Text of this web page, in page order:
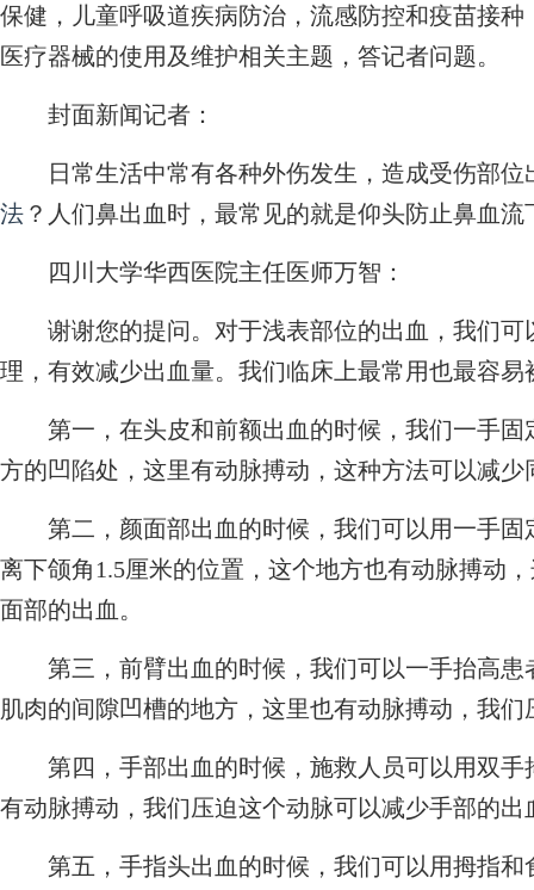
保健，儿童呼吸道疾病防治，流感防控和疫苗接
医疗器械的使用及维护相关主题，答记者问题。
封面新闻记者：
日常生活中常有各种外伤发生，造成受伤部位
法 ？人们鼻出血时，最常见的就是仰头防止鼻血
四川大学华西医院主任医师万智：
谢谢您的提问。对于浅表部位的出血，我们可
理，有效减少出血量。我们临床上最常用也最容
第一，在头皮和前额出血的时候，我们一手固
方的凹陷处，这里有动脉搏动，这种方法可以减
第二，颜面部出血的时候，我们可以用一手固
离下颌角1.5厘米的位置，这个地方也有动脉搏动
面部的出血。
第三，前臂出血的时候，我们可以一手抬高患
肌肉的间隙凹槽的地方，这里也有动脉搏动，我
第四，手部出血的时候，施救人员可以用双手
有动脉搏动，我们压迫这个动脉可以减少手部的出
第五，手指头出血的时候，我们可以用拇指和